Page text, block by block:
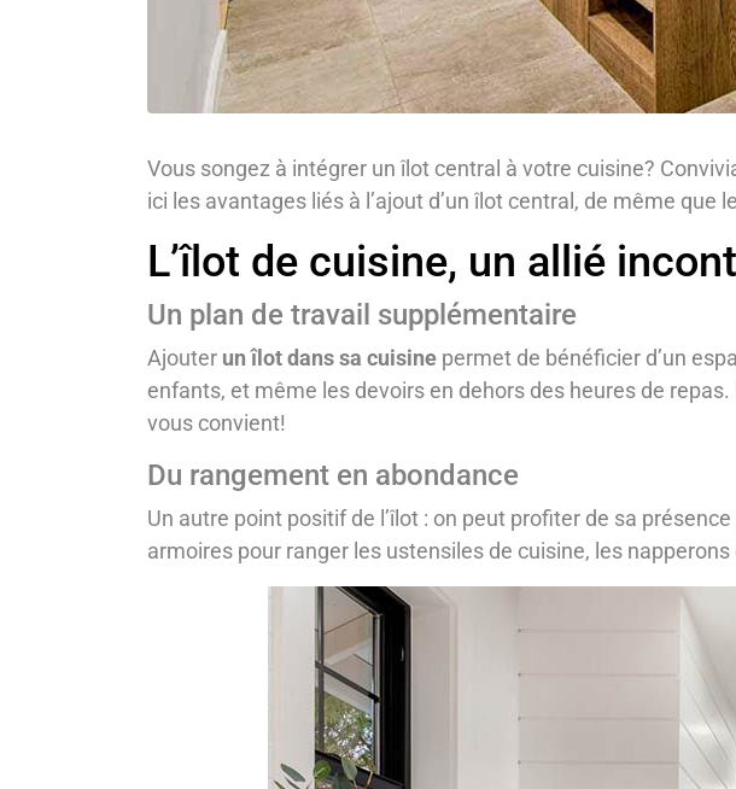
Vous songez à intégrer un îlot central à votre cuisine?
ici les avantages liés à l’ajout d’un îlot central, de même
L’îlot de cuisine, un allié
Un plan de travail supplémentaire
Ajouter un îlot dans sa cuisine permet de bénéficier d’un
enfants, et même les devoirs en dehors des heures de
vous convient!
Du rangement en abondance
Un autre point positif de l’îlot : on peut profiter de sa
armoires pour ranger les ustensiles de cuisine, les